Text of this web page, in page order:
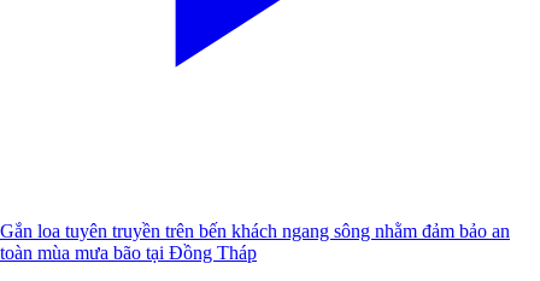
Gắn loa tuyên truyền trên bến khách ngang sông nhằm đảm bảo an
toàn mùa mưa bão tại Đồng Tháp